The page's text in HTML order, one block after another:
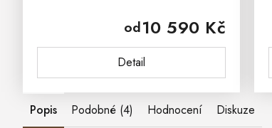
od10 590 Kč
Detail
moderní nábytek, který svým vzhledem
vnáší mezi nábytek z masivu...
Popis Podobné (4) Hodnocení Diskuze